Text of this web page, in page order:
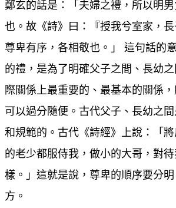
鄭玄的話是：「夫婦之禮，所以明
也。故《詩》曰：『授我兮室家，
尊卑有序，各相敬也。」 這句話的
的禮，是為了明確父子之間、長幼
際關係上最重要的、最基本的關係
可以過分隨便。古代父子、長幼之
和規範的。古代《詩經》上說：「
的老少都服侍我，做小的大哥，對
樣。」這就是說，尊卑的順序要分
方。